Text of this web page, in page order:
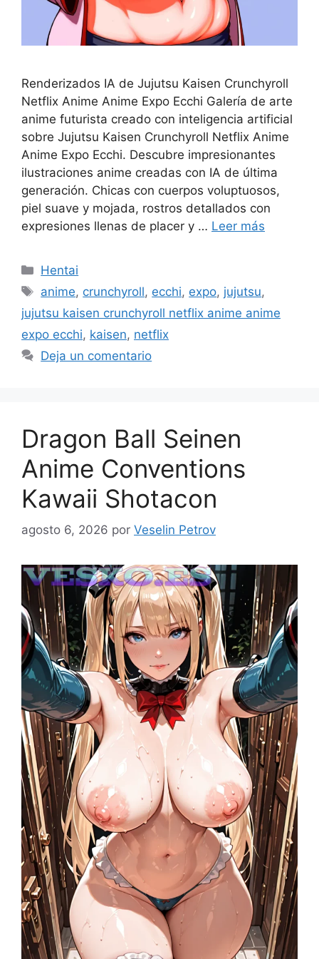
Renderizados IA de Jujutsu Kaisen Crunchyroll
Netflix Anime Anime Expo Ecchi Galería de arte
anime futurista creado con inteligencia artificial
sobre Jujutsu Kaisen Crunchyroll Netflix Anime
Anime Expo Ecchi. Descubre impresionantes
ilustraciones anime creadas con IA de última
generación. Chicas con cuerpos voluptuosos,
piel suave y mojada, rostros detallados con
expresiones llenas de placer y … Leer más
Categorías
Hentai
Etiquetas
anime, crunchyroll, ecchi, expo, jujutsu,
jujutsu kaisen crunchyroll netflix anime anime
expo ecchi, kaisen, netflix
Deja un comentario
Dragon Ball Seinen
Anime Conventions
Kawaii Shotacon
agosto 6, 2026 por Veselin Petrov